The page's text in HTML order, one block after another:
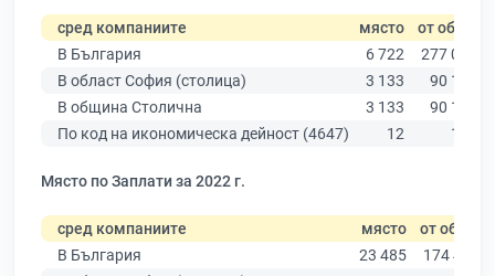
сред компаниите място от общо
В България
6 722
277 019
В област София (столица)
3 133
90 178
В община Столична
3 133
90 178
По код на икономическа дейност (4647)
12 183
Място по Заплати за 2022 г.
сред компаниите място от общо
В България
23 485
174 403